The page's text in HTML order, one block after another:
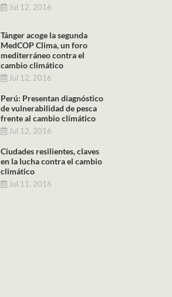
Jul 12, 2016
Tánger acoge la segunda
MedCOP Clima, un foro
mediterráneo contra el
cambio climático
Jul 12, 2016
Perú: Presentan diagnóstico
de vulnerabilidad de pesca
frente al cambio climático
Jul 12, 2016
Ciudades resilientes, claves
en la lucha contra el cambio
climático
Jul 11, 2016